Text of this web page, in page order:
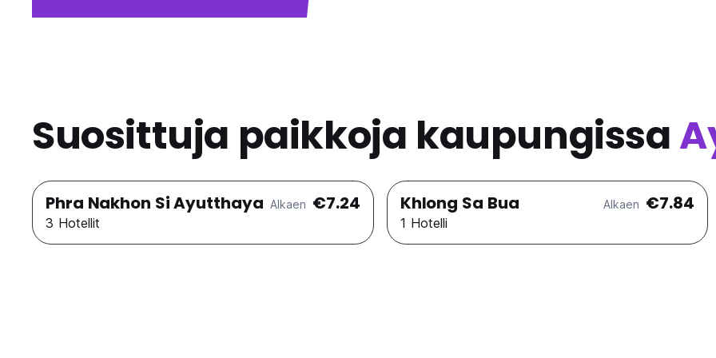
Suosittuja paikkoja kaupungissa
Phra Nakhon Si Ayutthaya Alkaen €7.24
3 Hotellit
Khlong Sa Bua Alkaen €7.84
1 Hotelli